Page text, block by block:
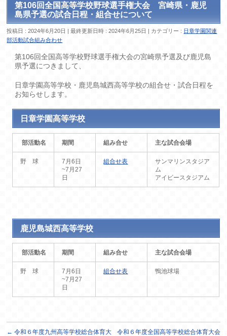
第106回全国高等学校野球選手権大会 宮崎県・鹿児
島県予選の試合日程・組合せについて
投稿日 : 2024年6月20日 最終更新日時 : 2024年6月25日 カテゴリー : 日章学園関連
部活動試合組み合わせ
第106回全国高等学校野球選手権大会の宮崎県予選及び鹿児島
県予選につきまして、
日章学園高等学校・鹿児島城西高等学校の組合せ・試合日程を
お知らせします。
日章学園高等学校
部活動名 期間 組み合せ 主な試合会場
野 球
7月6日
~7月27
日
組合せ表
サンマリンスタジア
ム
アイビースタジアム
鹿児島城西高等学校
部活動名 期間 組み合せ 主な試合会場
野 球
7月6日
~7月27
日
組合せ表 鴨池球場
← 令和６年度九州高等学校総合体育大
令和６年度全国高等学校総合体育大会